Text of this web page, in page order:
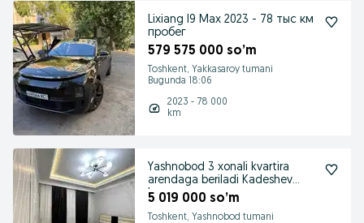
Lixiang l9 Max 2023 - 78 тыс км
пробег
579 575 000 so’m
Toshkent, Yakkasaroy tumani
Bugunda 18:06
2023 - 78 000
km
Yashnobod 3 xonali kvartira
arendaga beriladi Kadeshev
bozor
5 019 000 so’m
Toshkent, Yashnobod tumani